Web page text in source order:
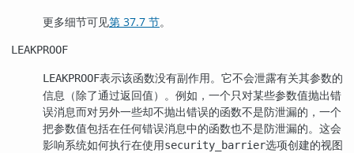
更多细节可见第 37.7 节。
LEAKPROOF
LEAKPROOF表示该函数没有副作用。它不会泄露有关其参数的
信息（除了通过返回值）。例如，一个只对某些参数值抛出错
误消息而对另外一些却不抛出错误的函数不是防泄漏的，一个
把参数值包括在任何错误消息中的函数也不是防泄漏的。这会
影响系统如何执行在使用security_barrier选项创建的视图